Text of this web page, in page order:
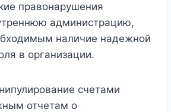
правонарушения
администрацию,
наличие надежной
в организации.
счетами
отчетам о